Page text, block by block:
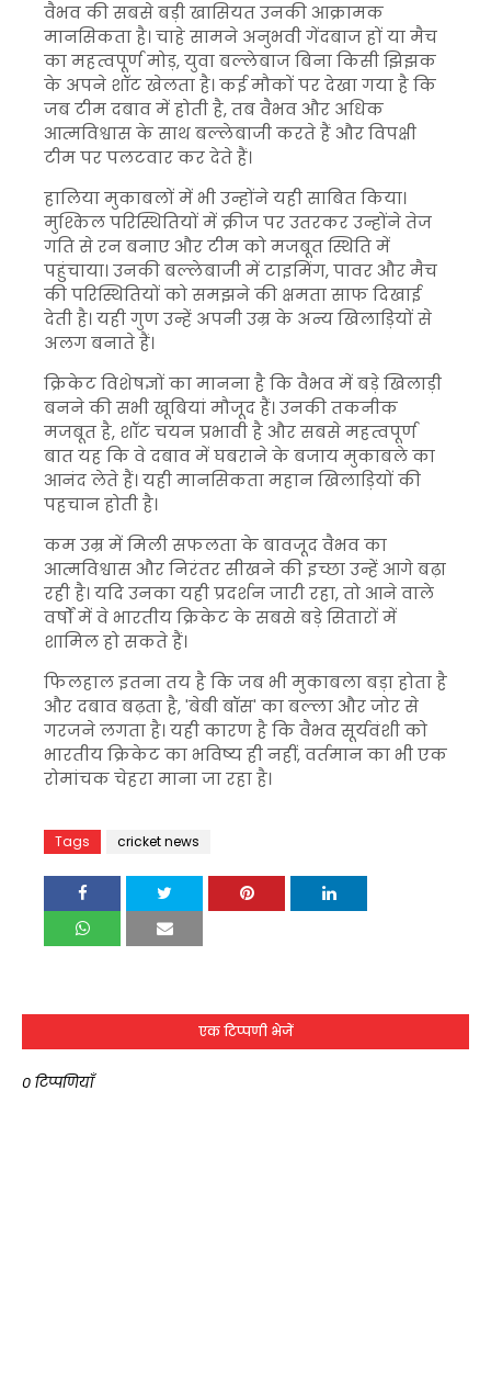
वैभव की सबसे बड़ी खासियत उनकी आक्रामक
मानसिकता है। चाहे सामने अनुभवी गेंदबाज हों या मैच
का महत्वपूर्ण मोड़, युवा बल्लेबाज बिना किसी झिझक
के अपने शॉट खेलता है। कई मौकों पर देखा गया है कि
जब टीम दबाव में होती है, तब वैभव और अधिक
आत्मविश्वास के साथ बल्लेबाजी करते हैं और विपक्षी
टीम पर पलटवार कर देते हैं।
हालिया मुकाबलों में भी उन्होंने यही साबित किया।
मुश्किल परिस्थितियों में क्रीज पर उतरकर उन्होंने तेज
गति से रन बनाए और टीम को मजबूत स्थिति में
पहुंचाया। उनकी बल्लेबाजी में टाइमिंग, पावर और मैच
की परिस्थितियों को समझने की क्षमता साफ दिखाई
देती है। यही गुण उन्हें अपनी उम्र के अन्य खिलाड़ियों से
अलग बनाते हैं।
क्रिकेट विशेषज्ञों का मानना है कि वैभव में बड़े खिलाड़ी
बनने की सभी खूबियां मौजूद हैं। उनकी तकनीक
मजबूत है, शॉट चयन प्रभावी है और सबसे महत्वपूर्ण
बात यह कि वे दबाव में घबराने के बजाय मुकाबले का
आनंद लेते हैं। यही मानसिकता महान खिलाड़ियों की
पहचान होती है।
कम उम्र में मिली सफलता के बावजूद वैभव का
आत्मविश्वास और निरंतर सीखने की इच्छा उन्हें आगे बढ़ा
रही है। यदि उनका यही प्रदर्शन जारी रहा, तो आने वाले
वर्षों में वे भारतीय क्रिकेट के सबसे बड़े सितारों में
शामिल हो सकते हैं।
फिलहाल इतना तय है कि जब भी मुकाबला बड़ा होता है
और दबाव बढ़ता है, 'बेबी बॉस' का बल्ला और जोर से
गरजने लगता है। यही कारण है कि वैभव सूर्यवंशी को
भारतीय क्रिकेट का भविष्य ही नहीं, वर्तमान का भी एक
रोमांचक चेहरा माना जा रहा है।
Tags cricket news
एक टिप्पणी भेजें
0 टिप्पणियाँ